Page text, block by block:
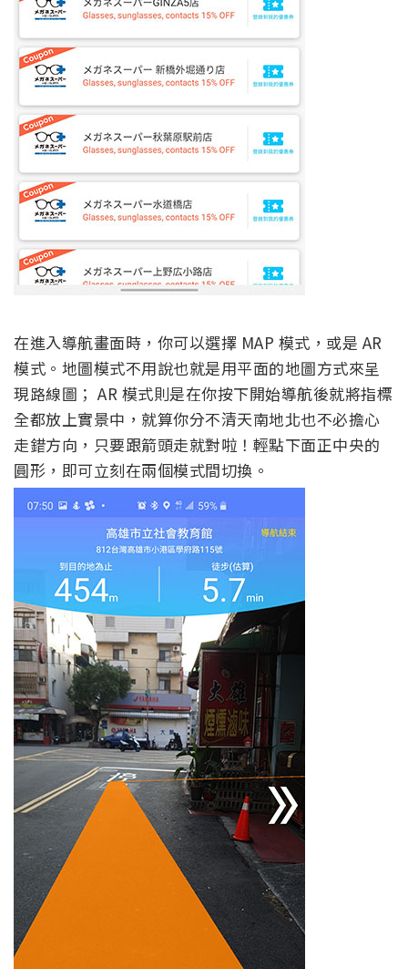
在進入導航畫面時，你可以選擇 MAP 模式，或是 AR
模式。地圖模式不用說也就是用平面的地圖方式來呈
現路線圖； AR 模式則是在你按下開始導航後就將指標
全都放上實景中，就算你分不清天南地北也不必擔心
走錯方向，只要跟箭頭走就對啦！輕點下面正中央的
圓形，即可立刻在兩個模式間切換。